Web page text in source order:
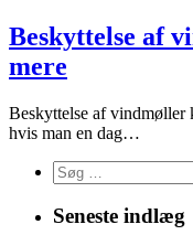
Beskyttelse af
mere
Beskyttelse af vindmøller
hvis man en dag…
Søg
efter:
Seneste indlæg